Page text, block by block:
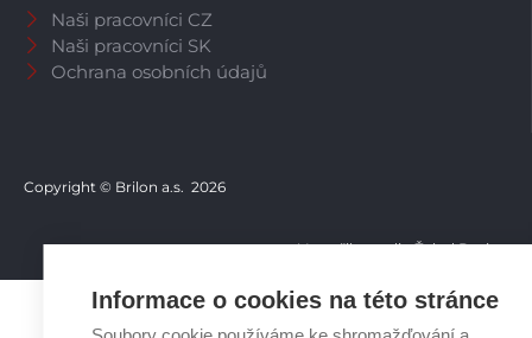
Informace o cookies na této stránce
Naši pracovníci CZ
Naši pracovníci SK
Ochrana osobních údajů
Copyright © Brilon a.s. 2026
Vytvořilo studio Žalud Design